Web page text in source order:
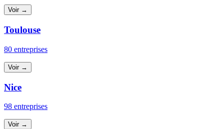
Voir →
Toulouse
80 entreprises
Voir →
Nice
98 entreprises
Voir →